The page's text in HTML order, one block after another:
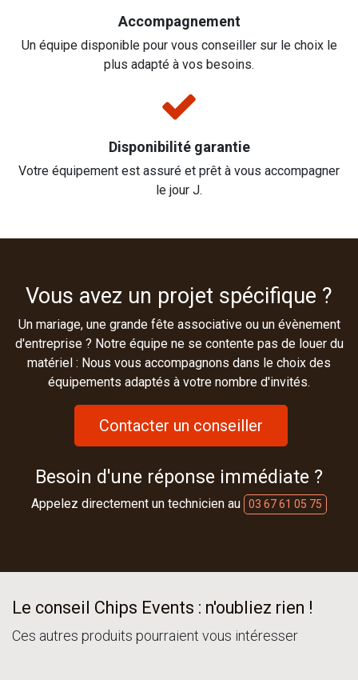
Accompagnement
Un équipe disponible pour vous conseiller sur le choix le
plus adapté à vos besoins.
Disponibilité garantie
Votre équipement est assuré et prêt à vous accompagner
le jour J.
Vous avez un projet spécifique ?
Un mariage, une grande fête associative ou un évènement
d'entreprise ? Notre équipe ne se contente pas de louer du
matériel : Nous vous accompagnons dans le choix des
équipements adaptés à votre nombre d'invités.
Contacter un conseiller
Besoin d'une réponse immédiate ?
Appelez directement un technicien au 03 67 61 05 75
Le conseil Chips Events : n'oubliez rien !
Ces autres produits pourraient vous intéresser